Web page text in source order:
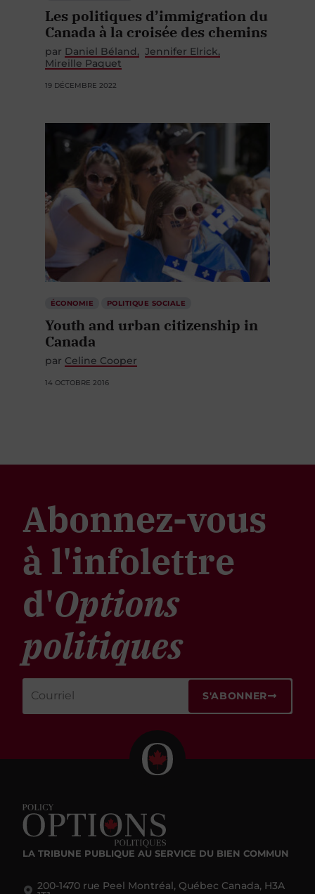
Les politiques d’immigration du
Canada à la croisée des chemins
par Daniel Béland
Jennifer Elrick
Mireille Paquet
19 DÉCEMBRE 2022
ÉCONOMIE POLITIQUE SOCIALE
Youth and urban citizenship in
Canada
par Celine Cooper
14 OCTOBRE 2016
Abonnez-vous
à l'infolettre
d'Options
politiques
S'ABONNER
LA TRIBUNE PUBLIQUE AU SERVICE DU BIEN COMMUN
200-1470 rue Peel Montréal, Québec Canada, H3A